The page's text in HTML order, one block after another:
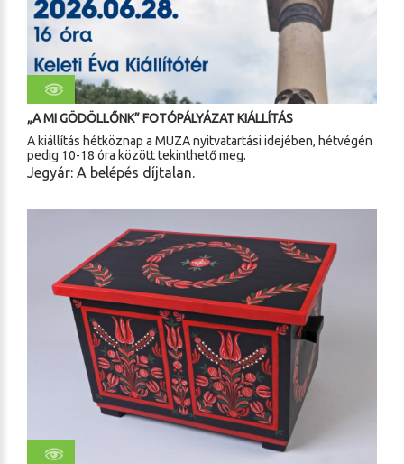
„A MI GÖDÖLLŐNK” FOTÓPÁLYÁZAT KIÁLLÍTÁS
A kiállítás hétköznap a MUZA nyitvatartási idejében, hétvégén
pedig 10-18 óra között tekinthető meg.
Jegyár: A belépés díjtalan.